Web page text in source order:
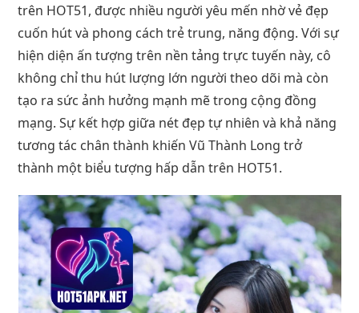
trên HOT51, được nhiều người yêu mến nhờ vẻ đẹp
cuốn hút và phong cách trẻ trung, năng động. Với sự
hiện diện ấn tượng trên nền tảng trực tuyến này, cô
không chỉ thu hút lượng lớn người theo dõi mà còn
tạo ra sức ảnh hưởng mạnh mẽ trong cộng đồng
mạng. Sự kết hợp giữa nét đẹp tự nhiên và khả năng
tương tác chân thành khiến Vũ Thành Long trở
thành một biểu tượng hấp dẫn trên HOT51.